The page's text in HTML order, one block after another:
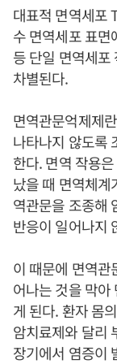
대표적 면역세포
수 면역세포 표면
등 단일 면역세포
차별된다.
면역관문억제제
나타나지 않도록
한다. 면역 작용
났을 때 면역체계
역관문을 조종해
반응이 일어나지
이 때문에 면역관
어나는 것을 막아
게 된다. 환자 몸
암치료제와 달리
장기에서 염증이